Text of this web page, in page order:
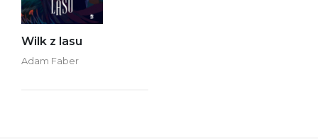
Wilk z lasu
Adam Faber